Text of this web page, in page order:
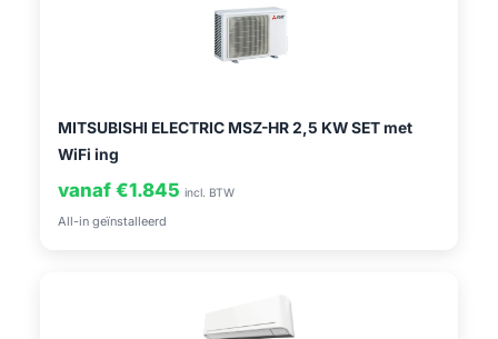
MITSUBISHI ELECTRIC MSZ-HR 2,5 KW SET met
WiFi ing
vanaf €1.845 incl. BTW
All-in geïnstalleerd